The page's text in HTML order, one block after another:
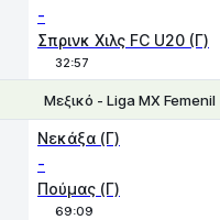
-
Σπρινκ Χιλς FC U20 (Γ)
32:57
Μεξικό - Liga MX Femenil
Νεκάξα (Γ)
-
Πούμας (Γ)
69:09